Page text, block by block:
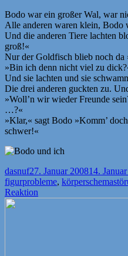
Bodo war ein großer Wal, war
Alle anderen waren klein, Bodo
Und die anderen Tiere lachten
groß!«
Nur der Goldfisch blieb noch
»Bin ich denn nicht viel zu
Und sie lachten und sie
Die drei anderen guckten zu.
»Woll’n wir wieder Freunde
…?«
»Klar,« sagt Bodo »Komm’
schwer!«
Autor
dasnufVeröffentlicht
am
27. Januar 200814.
figurprobleme,
Reaktion